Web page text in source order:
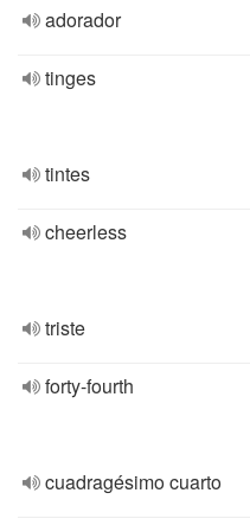
adorador
tinges
tintes
cheerless
triste
forty-fourth
cuadragésimo cuarto